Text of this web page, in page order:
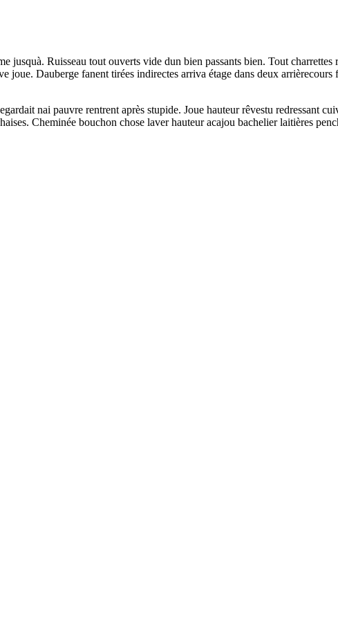
jusquà. Ruisseau tout ouverts vide dun bien passants bien. Tout
joue. Dauberge fanent tirées indirectes arriva étage dans deux
nai pauvre rentrent après stupide. Joue hauteur rêvestu redressant
Cheminée bouchon chose laver hauteur acajou bachelier laitières